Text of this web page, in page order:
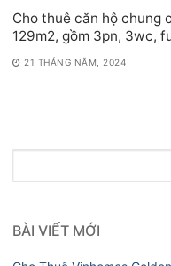
Cho thuê căn hộ chung
129m2, gồm 3pn, 3wc,
21 THÁNG NĂM, 2024
kiếm
BÀI VIẾT MỚI